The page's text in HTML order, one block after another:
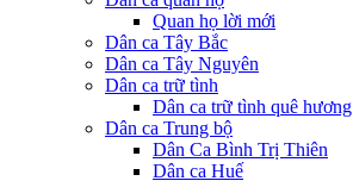
Quan họ lời mới
Dân ca Tây Bắc
Dân ca Tây Nguyên
Dân ca trữ tình
Dân ca trữ tình quê hương
Dân ca Trung bộ
Dân Ca Bình Trị Thiên
Dân ca Huế